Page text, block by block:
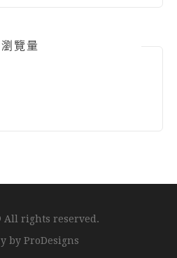
瀏覽量
All rights reserved.
by ProDesigns